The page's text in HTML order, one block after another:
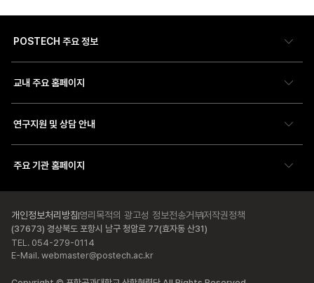
POSTECH 주요 정보
교내 주요 홈페이지
연구지원 및 상담 안내
주요 기관 홈페이지
(37673) 경상북도 포항시 남구 청암로 77(효자동 산31)
TEL. 054-279-0114
E-Mail. webmaster@postech.ac.kr
개인정보처리방침 영리목적의 광고성 정보전송거부저작권정책